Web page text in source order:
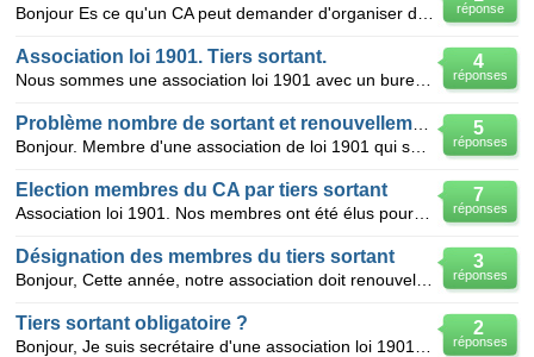
réponse
4
réponses
Association loi 1901. Tiers sortant.
5
réponses
7
réponses
Election membres du CA par tiers sortant
3
réponses
Désignation des membres du tiers sortant
2
réponses
Tiers sortant obligatoire ?